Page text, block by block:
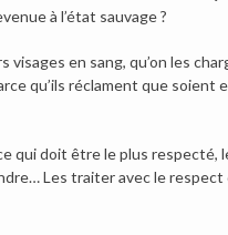
à l’état sauvage ?
en sang, qu’on les
qu’ils réclament que
qui doit être le plus
Les traiter avec le